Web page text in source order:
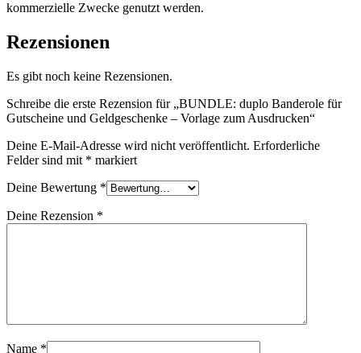
kommerzielle Zwecke genutzt werden.
Rezensionen
Es gibt noch keine Rezensionen.
Schreibe die erste Rezension für „BUNDLE: duplo Banderole für
Gutscheine und Geldgeschenke – Vorlage zum Ausdrucken“
Deine E-Mail-Adresse wird nicht veröffentlicht. Erforderliche
Felder sind mit * markiert
Deine Bewertung *
Deine Rezension *
Name *